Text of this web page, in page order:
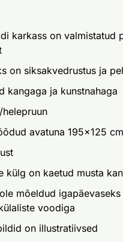
karkass on valmistatud
on siksakvedrustus ja
kangaga ja kunstnahaga
avatuna 195x125 cm
külg on kaetud musta
mõeldud
voodiga
on illustratiivsed